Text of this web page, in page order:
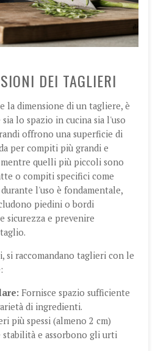
DEI TAGLIERI
la dimensione di un tagliere, è
lo spazio in cucina sia l'uso
offrono una superficie di
per compiti più grandi e
quelli più piccoli sono
o compiti specifici come
l'uso è fondamentale,
piedini o bordi
sicurezza e prevenire
si raccomandano taglieri con le
Fornisce spazio sufficiente
di ingredienti.
più spessi (almeno 2 cm)
e assorbono gli urti